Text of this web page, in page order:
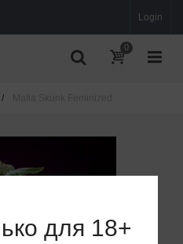
Login
0
для 18+